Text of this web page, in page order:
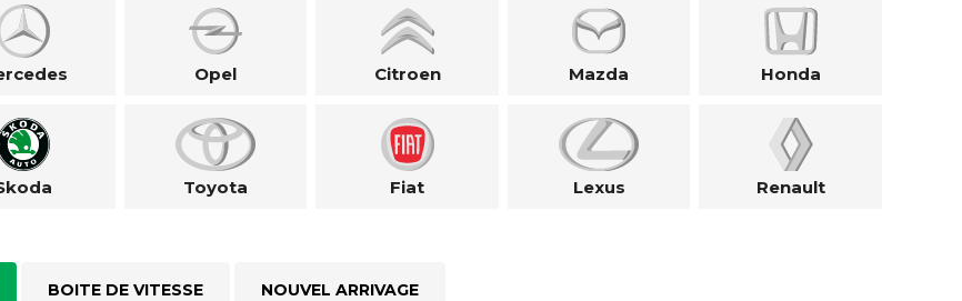
Opel Citroen Mazda Honda
Toyota Fiat Lexus Renault
BOITE DE VITESSE NOUVEL ARRIVAGE